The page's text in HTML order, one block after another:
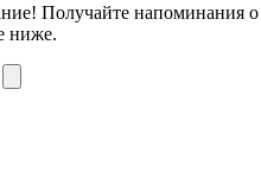
Получайте
ниже.